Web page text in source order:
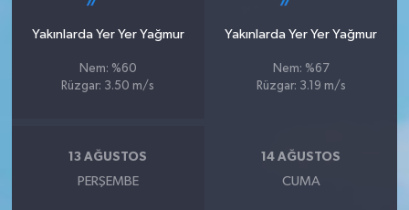
Yakınlarda Yer Yer Yağmur
Nem: %60
Rüzgar: 3.50 m/s
Yakınlarda Yer Yer Yağmur
Nem: %67
Rüzgar: 3.19 m/s
13 AĞUSTOS
PERŞEMBE
14 AĞUSTOS
CUMA